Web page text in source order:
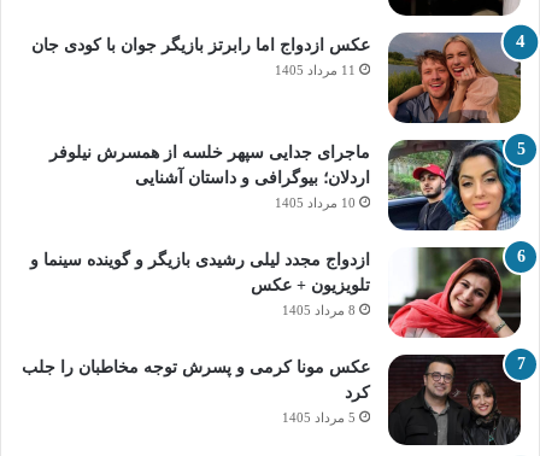
عکس ازدواج اما رابرتز بازیگر جوان با کودی جان
11 مرداد 1405
ماجرای جدایی سپهر خلسه از همسرش نیلوفر
اردلان؛ بیوگرافی و داستان آشنایی
10 مرداد 1405
ازدواج مجدد لیلی رشیدی بازیگر و گوینده سینما و
تلویزیون + عکس
8 مرداد 1405
عکس مونا کرمی و پسرش توجه مخاطبان را جلب
کرد
5 مرداد 1405